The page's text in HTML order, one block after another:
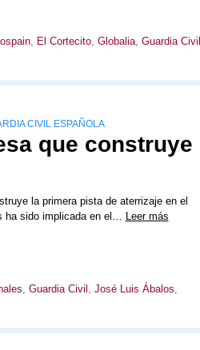
, El Cortecito, Globalia, Guardia Civil
CIVIL ESPAÑOLA
que construye
la primera pista de aterrizaje en el
ha sido implicada en el… Leer más
, Guardia Civil , José Luis Ábalos,